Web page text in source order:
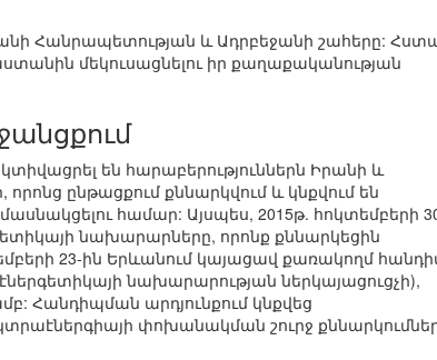
Հանրապետության և Ադրբեջանի շահերը:
մեկուսացնելու իր քաղաքականության
են հարաբերություններն Իրանի և
ընթացքում քննարկվում և կնքվում են
համար: Այսպես, 2015թ. հոկտեմբերի
նախարարները, որոնք քննարկեցին
23-ին Երևանում կայացավ քառակողմ
նախարարության ներկայացուցչի),
Հանդիպման արդյունքում կնքվեց
փոխանակման շուրջ